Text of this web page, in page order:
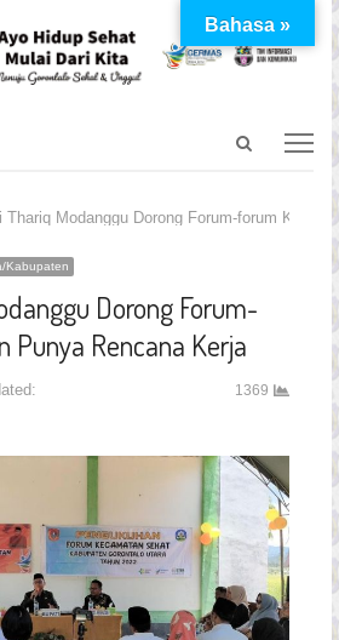
Open
Thariq Modanggu Dorong Forum-forum
Kabupaten
Dorong Forum-
Punya Rencana Kerja
1369
Bahasa »